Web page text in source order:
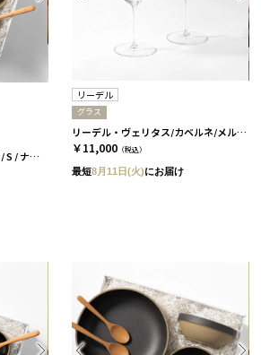
TABLE WARE BOX / HASAMI / S / ナチュラル［ハサミポーセリン］
リーデル
グラス
リーデル・ヴェリタス/カベルネ/メルロ 2個セット［リーデル］
￥11,000 （税込）
最短8月11日(火)にお届け